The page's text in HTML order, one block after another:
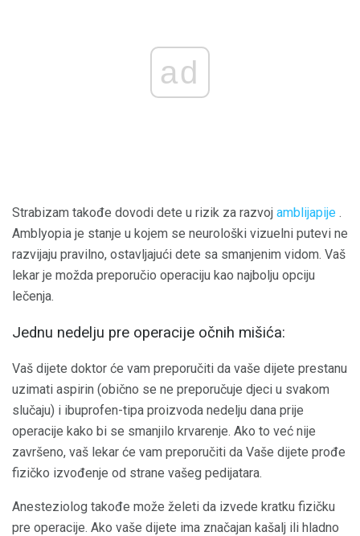
ad
Strabizam takođe dovodi dete u rizik za razvoj amblijapije .
Amblyopia je stanje u kojem se neurološki vizuelni putevi ne
razvijaju pravilno, ostavljajući dete sa smanjenim vidom. Vaš
lekar je možda preporučio operaciju kao najbolju opciju
lečenja.
Jednu nedelju pre operacije očnih mišića:
Vaš dijete doktor će vam preporučiti da vaše dijete prestanu
uzimati aspirin (obično se ne preporučuje djeci u svakom
slučaju) i ibuprofen-tipa proizvoda nedelju dana prije
operacije kako bi se smanjilo krvarenje. Ako to već nije
završeno, vaš lekar će vam preporučiti da Vaše dijete prođe
fizičko izvođenje od strane vašeg pedijatara.
Anesteziolog takođe može želeti da izvede kratku fizičku
pre operacije. Ako vaše dijete ima značajan kašalj ili hladno